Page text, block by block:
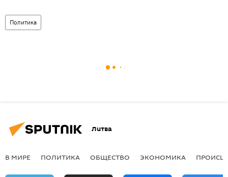
Политика
Литва
В МИРЕ ПОЛИТИКА ОБЩЕСТВО ЭКОНОМИКА